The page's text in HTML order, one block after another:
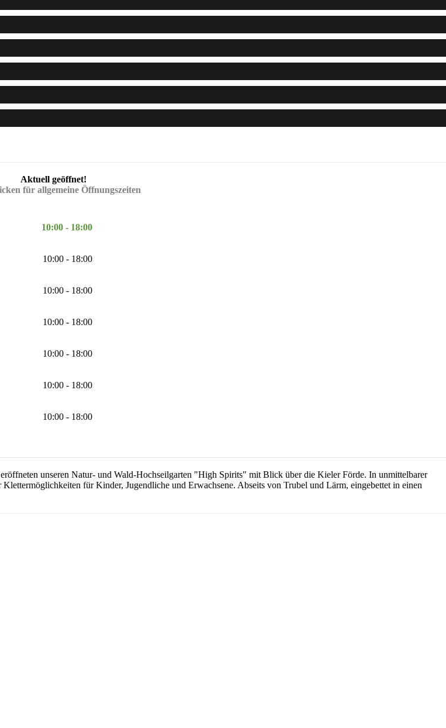
Aktuell geöffnet!
für allgemeine Öffnungszeiten
10:00 - 18:00
10:00 - 18:00
10:00 - 18:00
10:00 - 18:00
10:00 - 18:00
10:00 - 18:00
10:00 - 18:00
unseren Natur- und Wald-Hochseilgarten "High Spirits" mit Blick über die Kieler Förde. In unmittelbarer
für Kinder, Jugendliche und Erwachsene. Abseits von Trubel und Lärm, eingebettet in einen